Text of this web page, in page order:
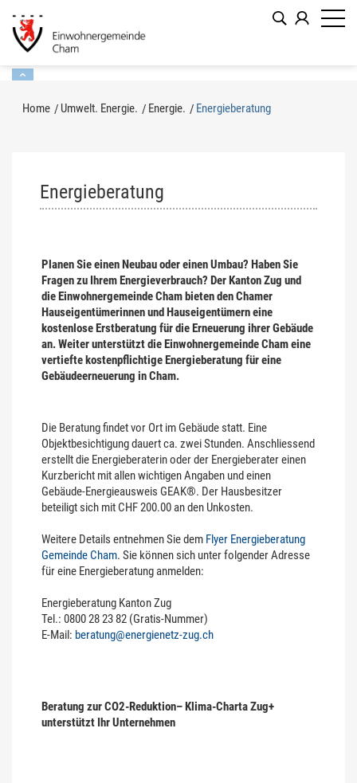
Kopfzeile
Inhalt
Home Umwelt. Energie. Energie. Energieberatung
Energieberatung
Planen Sie einen Neubau oder einen Umbau? Haben Sie
Fragen zu Ihrem Energieverbrauch? Der Kanton Zug und
die Einwohnergemeinde Cham bieten den Chamer
Hauseigentümerinnen und Hauseigentümern eine
kostenlose Erstberatung für die Erneuerung ihrer Gebäude
an. Weiter unterstützt die Einwohnergemeinde Cham eine
vertiefte kostenpflichtige Energieberatung für eine
Gebäudeerneuerung in Cham.
Die Beratung findet vor Ort im Gebäude statt. Eine
Objektbesichtigung dauert ca. zwei Stunden. Anschliessend
erstellt die Energieberaterin oder der Energieberater einen
Kurzbericht mit allen wichtigen Angaben und einen
Gebäude-Energieausweis GEAK®. Der Hausbesitzer
beteiligt sich mit CHF 200.00 an den Unkosten.
Weitere Details entnehmen Sie dem Flyer Energieberatung
Gemeinde Cham. Sie können sich unter folgender Adresse
für eine Energieberatung anmelden:
Energieberatung Kanton Zug
Tel.: 0800 28 23 82 (Gratis-Nummer)
E-Mail: beratung@energienetz-zug.ch
Beratung zur CO2-Reduktion– Klima-Charta Zug+
unterstützt Ihr Unternehmen